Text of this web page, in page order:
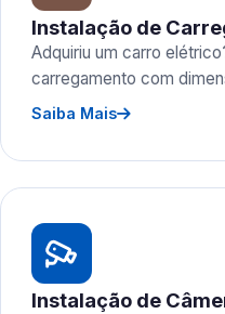
Instalação de
Adquiriu um carro
carregamento com
Saiba Mais
Instalação de